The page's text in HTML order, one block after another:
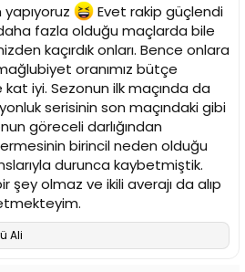
Evet rakip güçlendi
fazla olduğu maçlarda bile
kaçırdık onları. Bence onlara
oranımız bütçe
iyi. Sezonun ilk maçında da
serisinin son maçındaki gibi
göreceli darlığından
birincil neden olduğu
durunca kaybetmiştik.
şey olmaz ve ikili averajı da alıp
Ali